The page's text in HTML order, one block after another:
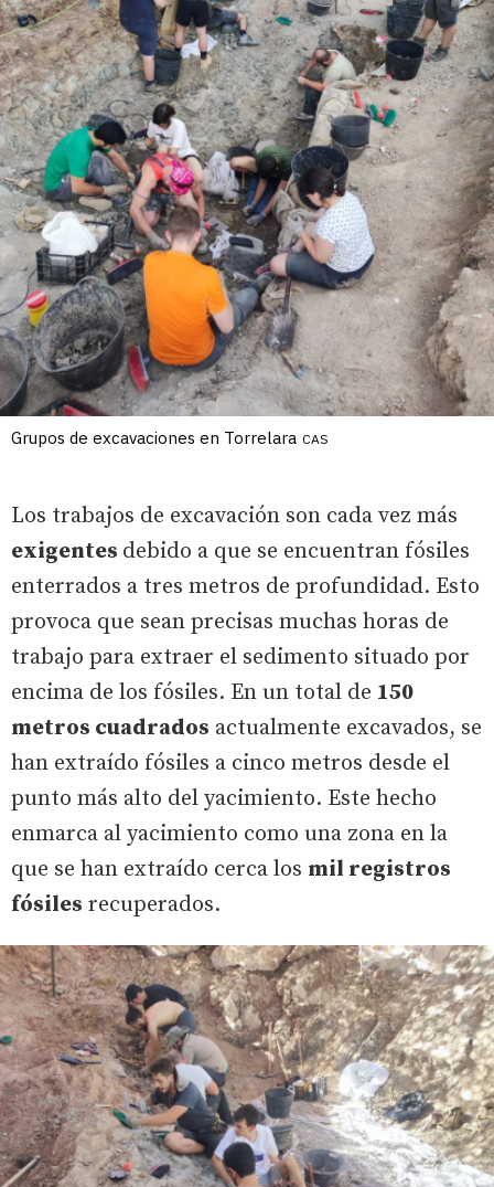
Grupos de excavaciones en Torrelara CAS
Los trabajos de excavación son cada vez más
exigentes debido a que se encuentran fósiles
enterrados a tres metros de profundidad. Esto
provoca que sean precisas muchas horas de
trabajo para extraer el sedimento situado por
encima de los fósiles. En un total de 150
metros cuadrados actualmente excavados, se
han extraído fósiles a cinco metros desde el
punto más alto del yacimiento. Este hecho
enmarca al yacimiento como una zona en la
que se han extraído cerca los mil registros
fósiles recuperados.